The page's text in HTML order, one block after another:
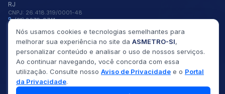
RJ
CNPJ: 26.418.319/0001-48
(21) 2679-9741
asmetro@asmetro.org.br
Links Rápidos
Institucional
Gestão
Saúde
Convênios
Fóruns
Seus Direitos
Nós usamos cookies e tecnologias semelhantes para
melhorar sua experiência no site da ASMETRO-SI,
personalizar conteúdo e analisar o uso de nossos serviços.
Ao continuar navegando, você concorda com essa
utilização. Consulte nosso Aviso de Privacidade e o Portal
da Privacidade.